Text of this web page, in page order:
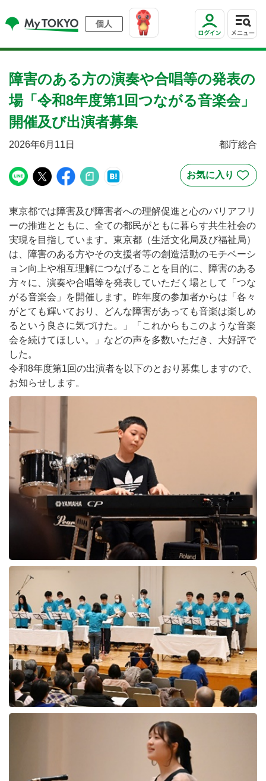
個人
障害のある方の演奏や合唱等の発表の
場「令和8年度第1回つながる音楽会」
開催及び出演者募集
2026年6月11日 都庁総合
東京都では障害及び障害者への理解促進と心のバリアフリ
ーの推進とともに、全ての都民がともに暮らす共生社会の
実現を目指しています。東京都（生活文化局及び福祉局）
は、障害のある方やその支援者等の創造活動のモチベーシ
ョン向上や相互理解につなげることを目的に、障害のある
方々に、演奏や合唱等を発表していただく場として「つな
がる音楽会」を開催します。昨年度の参加者からは「各々
がとても輝いており、どんな障害があっても音楽は楽しめ
るという良さに気づけた。」「これからもこのような音楽
会を続けてほしい。」などの声を多数いただき、大好評で
した。
令和8年度第1回の出演者を以下のとおり募集しますので、
お知らせします。